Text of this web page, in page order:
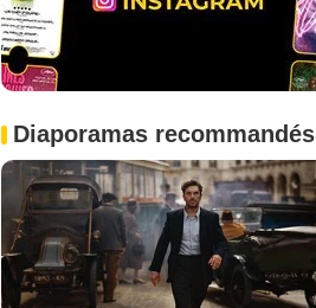
Diaporamas recommandés